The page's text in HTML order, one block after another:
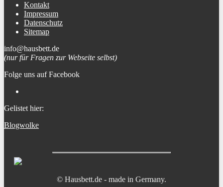
Kontakt
Impressum
Datenschutz
Sitemap
info@hausbett.de
(nur für Fragen zur Webseite selbst)
Folge uns auf Facebook
Gelistet hier:
Blogwolke
© Hausbett.de - made in Germany.